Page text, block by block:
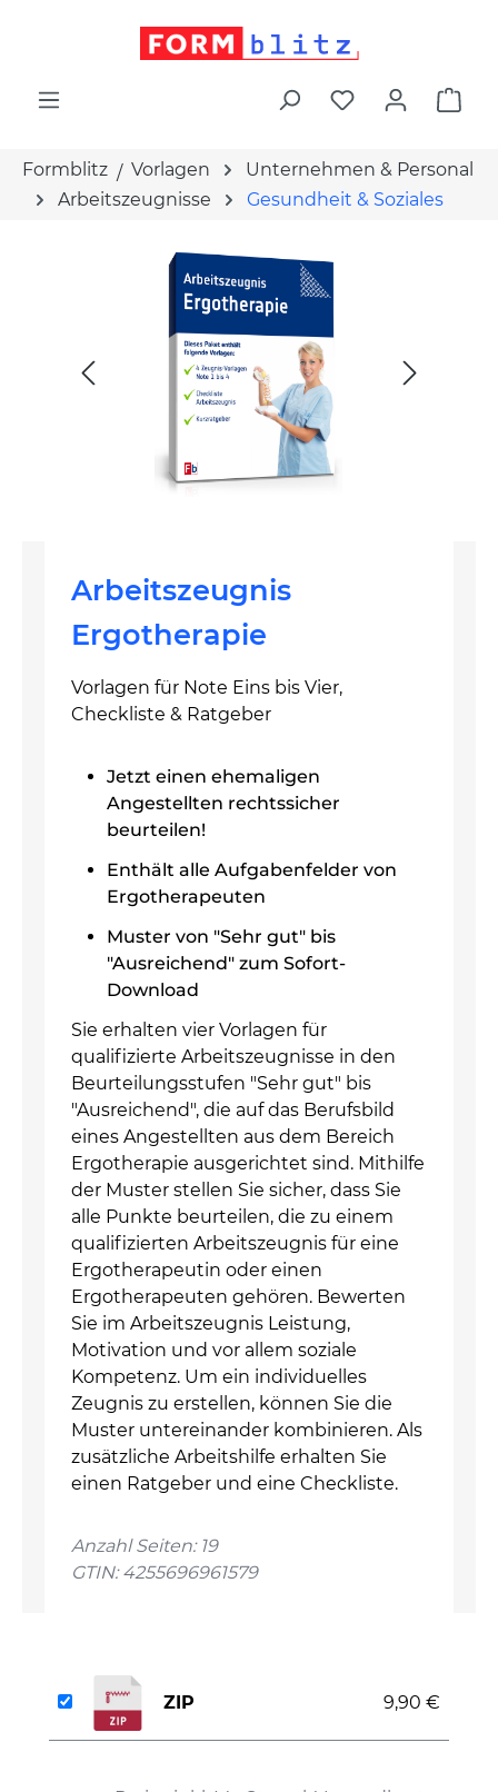
Formblitz Vorlagen
Unternehmen & Personal
Arbeitszeugnisse
Gesundheit & Soziales
Arbeitszeugnis
Ergotherapie
Vorlagen für Note Eins bis Vier,
Checkliste & Ratgeber
Jetzt einen ehemaligen
Angestellten rechtssicher
beurteilen!
Enthält alle Aufgabenfelder von
Ergotherapeuten
Muster von "Sehr gut" bis
"Ausreichend" zum Sofort-
Download
Sie erhalten vier Vorlagen für
qualifizierte Arbeitszeugnisse in den
Beurteilungsstufen "Sehr gut" bis
"Ausreichend", die auf das Berufsbild
eines Angestellten aus dem Bereich
Ergotherapie ausgerichtet sind. Mithilfe
der Muster stellen Sie sicher, dass Sie
alle Punkte beurteilen, die zu einem
qualifizierten Arbeitszeugnis für eine
Ergotherapeutin oder einen
Ergotherapeuten gehören. Bewerten
Sie im Arbeitszeugnis Leistung,
Motivation und vor allem soziale
Kompetenz. Um ein individuelles
Zeugnis zu erstellen, können Sie die
Muster untereinander kombinieren. Als
zusätzliche Arbeitshilfe erhalten Sie
einen Ratgeber und eine Checkliste.
Anzahl Seiten: 19
GTIN: 4255696961579
ZIP 9,90 €